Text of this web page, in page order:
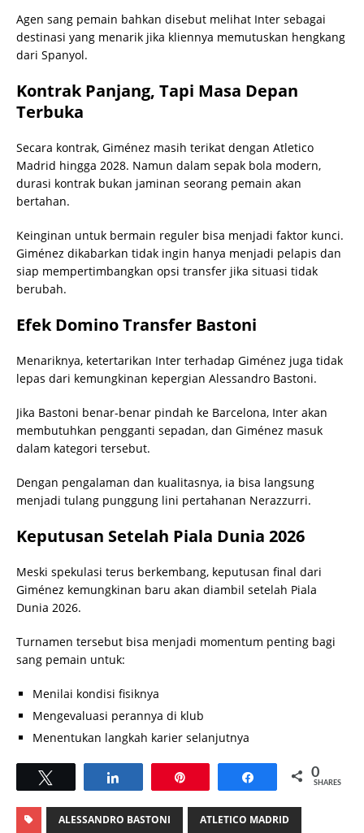
Agen sang pemain bahkan disebut melihat Inter sebagai
destinasi yang menarik jika kliennya memutuskan hengkang
dari Spanyol.
Kontrak Panjang, Tapi Masa Depan
Terbuka
Secara kontrak, Giménez masih terikat dengan Atletico
Madrid hingga 2028. Namun dalam sepak bola modern,
durasi kontrak bukan jaminan seorang pemain akan
bertahan.
Keinginan untuk bermain reguler bisa menjadi faktor kunci.
Giménez dikabarkan tidak ingin hanya menjadi pelapis dan
siap mempertimbangkan opsi transfer jika situasi tidak
berubah.
Efek Domino Transfer Bastoni
Menariknya, ketertarikan Inter terhadap Giménez juga tidak
lepas dari kemungkinan kepergian Alessandro Bastoni.
Jika Bastoni benar-benar pindah ke Barcelona, Inter akan
membutuhkan pengganti sepadan, dan Giménez masuk
dalam kategori tersebut.
Dengan pengalaman dan kualitasnya, ia bisa langsung
menjadi tulang punggung lini pertahanan Nerazzurri.
Keputusan Setelah Piala Dunia 2026
Meski spekulasi terus berkembang, keputusan final dari
Giménez kemungkinan baru akan diambil setelah Piala
Dunia 2026.
Turnamen tersebut bisa menjadi momentum penting bagi
sang pemain untuk:
Menilai kondisi fisiknya
Mengevaluasi perannya di klub
Menentukan langkah karier selanjutnya
Share 0
SHARES
ALESSANDRO BASTONI ATLETICO MADRID